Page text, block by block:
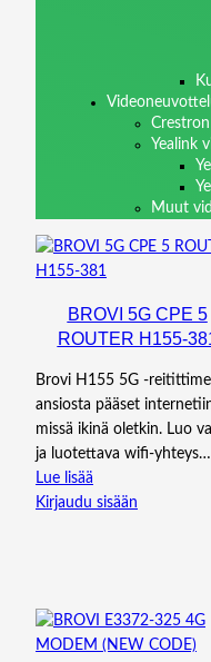
Yealink
Muut
BROVI 5G CPE 5
ROUTER H155-
Brovi H155 5G -
ansiosta pääset
missä ikinä oletkin. Luo
ja luotettava wifi-yhteys…
Lue lisää
Kirjaudu sisään